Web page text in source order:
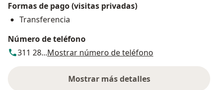
Formas de pago (visitas privadas)
Transferencia
Número de teléfono
311 28...Mostrar número de teléfono
Mostrar más detalles
sobre la dirección